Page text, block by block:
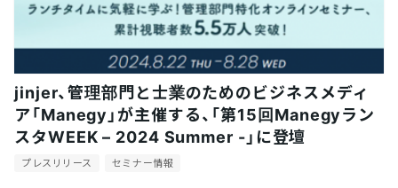
jinjer、管理部門と士業のためのビジネスメディ
ア「Manegy」が主催する、「第15回Manegyラン
スタWEEK – 2024 Summer -」に登壇
プレスリリース セミナー情報